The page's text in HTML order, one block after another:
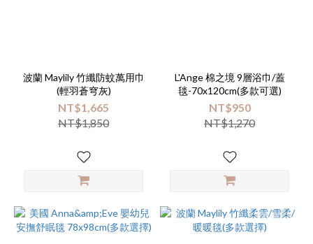
波蘭 Maylily 竹纖防蚊萬用巾
(輕羽蒼穹灰)
NT$1,665
NT$1,850
L'Ange 棉之境 9層浴巾/蓋
毯-70x120cm(多款可選)
NT$950
NT$1,270